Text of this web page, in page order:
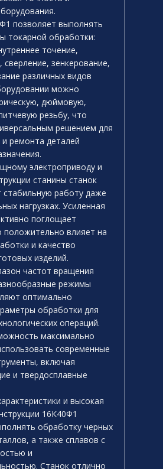
позволяет выполнять
токарной обработки:
точение,
сверление, зенкерование,
различных видов
можно
дюймовую,
резьбу, что
решением для
и ремонта деталей
электроприводу и
станины станок
стабильную работу даже
нагрузках. Усиленная
поглощает
положительно влияет на
и качество
изделий.
частот вращения
режимы
оптимально
обработки для
операций.
максимально
современные
включая
и твердосплавные
и высокая
16К40Ф1
обработку черных
а также сплавов с
и
Станок отлично